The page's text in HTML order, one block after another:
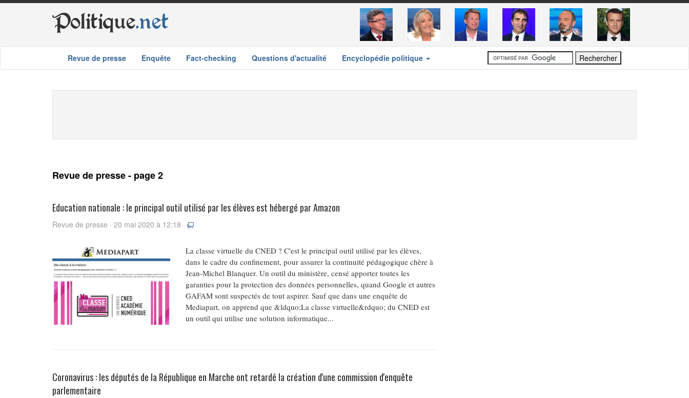
Politique.net
Revue de presse Enquête Fact-checking Questions d'actualité Encyclopédie politique
Revue de presse - page 2
Education nationale : le principal outil utilisé par les élèves est hébergé par Amazon
Revue de presse · 20 mai 2020 à 12:18 ·
La classe virtuelle du CNED ? C'est le principal outil utilisé par les élèves,
dans le cadre du confinement, pour assurer la continuité pédagogique chère à
Jean-Michel Blanquer. Un outil du ministère, censé apporter toutes les
garanties pour la protection des données personnelles, quand Google et autres
GAFAM sont suspectés de tout aspirer. Sauf que dans une enquête de
Mediapart, on apprend que &ldquo;La classe virtuelle&rdquo; du CNED est
un outil qui utilise une solution informatique...
Coronavirus : les députés de la République en Marche ont retardé la création d'une commission d'enquête
parlementaire